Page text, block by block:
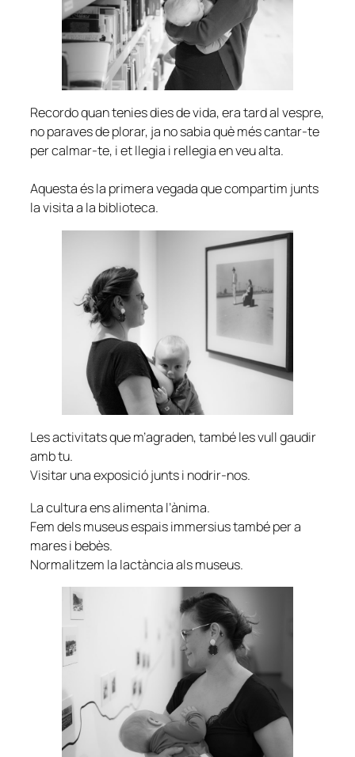
Recordo quan tenies dies de vida, era tard al vespre,
no paraves de plorar, ja no sabia què més cantar-te
per calmar-te, i et llegia i rellegia en veu alta.
Aquesta és la primera vegada que compartim junts
la visita a la biblioteca.
Les activitats que m’agraden, també les vull gaudir
amb tu.
Visitar una exposició junts i nodrir-nos.
La cultura ens alimenta l’ànima.
Fem dels museus espais immersius també per a
mares i bebès.
Normalitzem la lactància als museus.